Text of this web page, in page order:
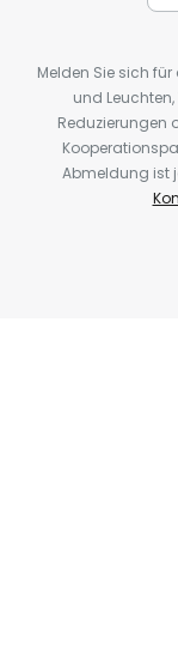
Melden Sie sich
und
Reduzierungen
Abmeldung ist